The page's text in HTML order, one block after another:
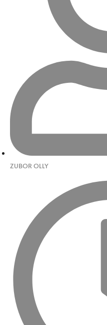
ZUBOR OLLY